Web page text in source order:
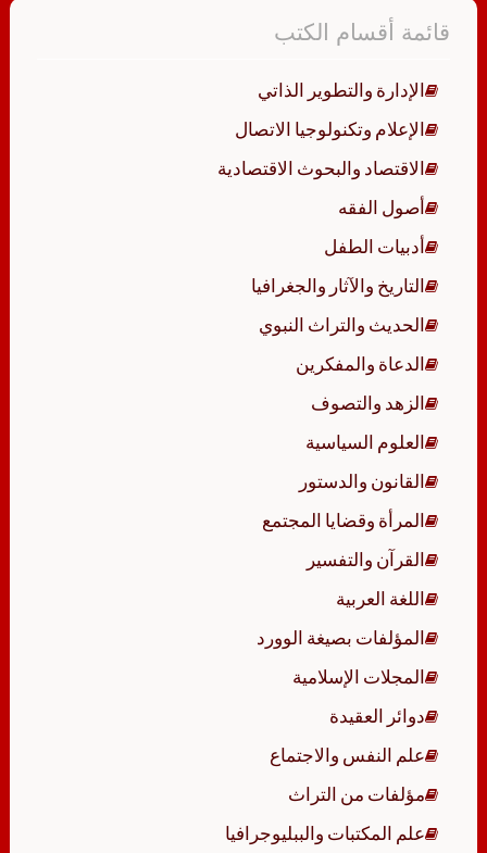
قائمة أقسام الكتب
الإدارة والتطوير الذاتي
الإعلام وتكنولوجيا الاتصال
الاقتصاد والبحوث الاقتصادية
أصول الفقه
أدبيات الطفل
التاريخ والآثار والجغرافيا
الحديث والتراث النبوي
الدعاة والمفكرين
الزهد والتصوف
العلوم السياسية
القانون والدستور
المرأة وقضايا المجتمع
القرآن والتفسير
اللغة العربية
المؤلفات بصيغة الوورد
المجلات الإسلامية
دوائر العقيدة
علم النفس والاجتماع
مؤلفات من التراث
علم المكتبات والببليوجرافيا